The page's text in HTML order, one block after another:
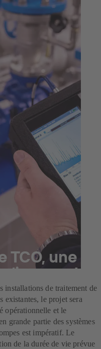
TCO, une
!
installations de traitement de
existantes, le projet sera
opérationnelle et le
grande partie des systèmes
est impératif. Le
de la durée de vie prévue